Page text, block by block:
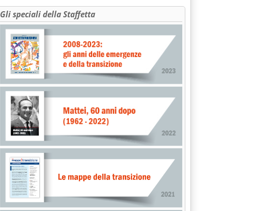
Gli speciali della Staffetta